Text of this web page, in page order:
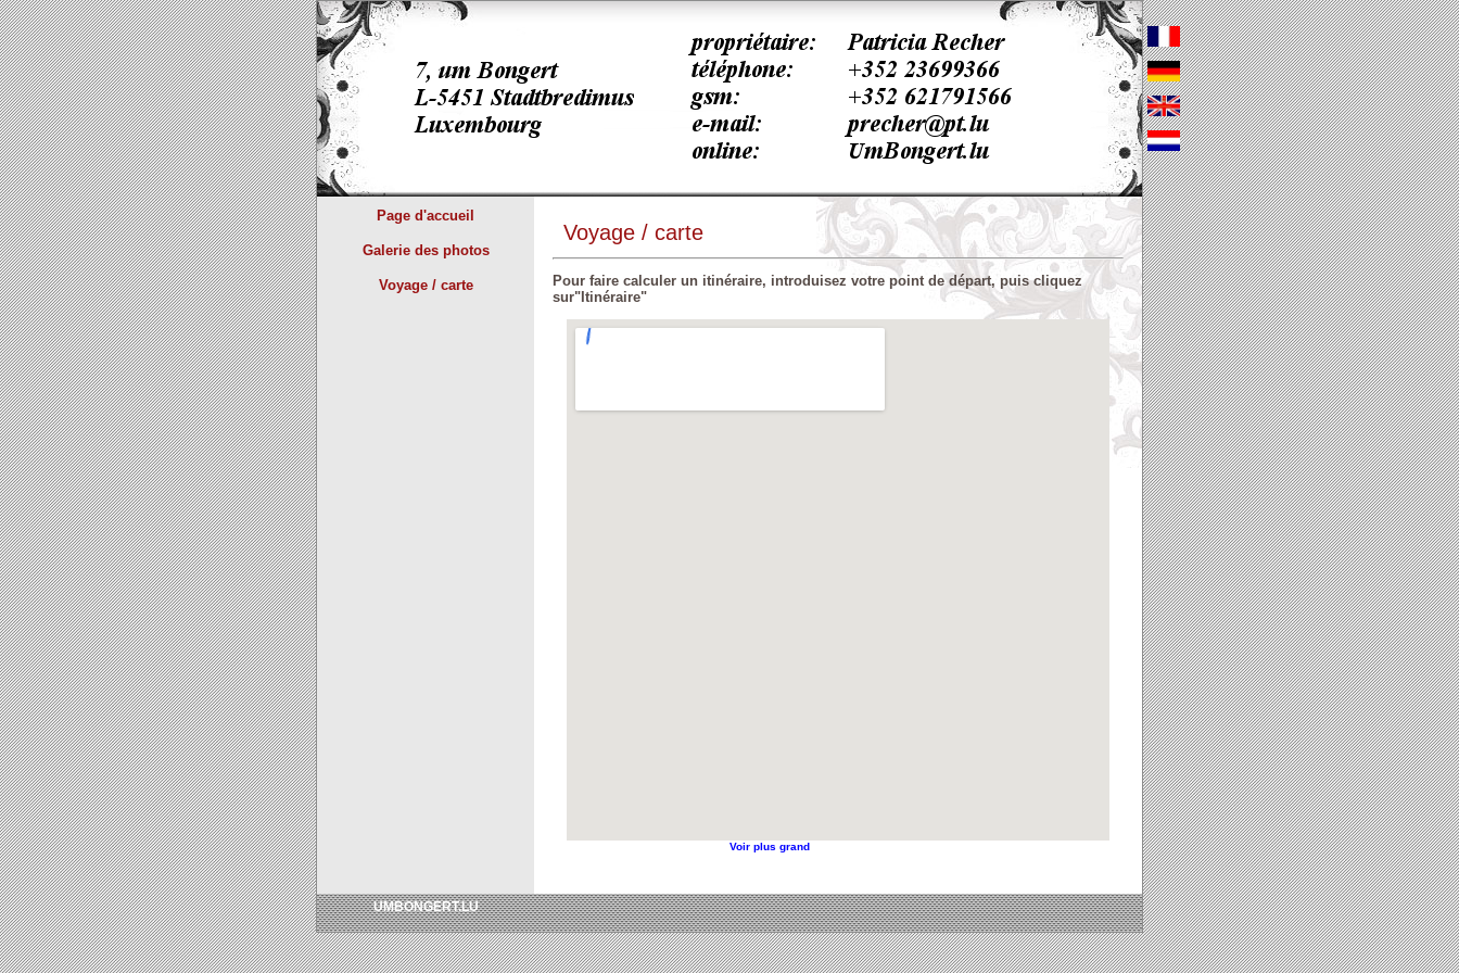
Page d'accueil
Galerie des photos
Voyage / carte
Voyage / carte
Pour faire calculer un itinéraire, introduisez votre point de départ, puis cliquez
sur"Itinéraire"
Voir plus grand
UMBONGERT.LU